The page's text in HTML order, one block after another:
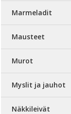
Marmeladit
Mausteet
Murot
Myslit ja jauhot
Näkkileivät